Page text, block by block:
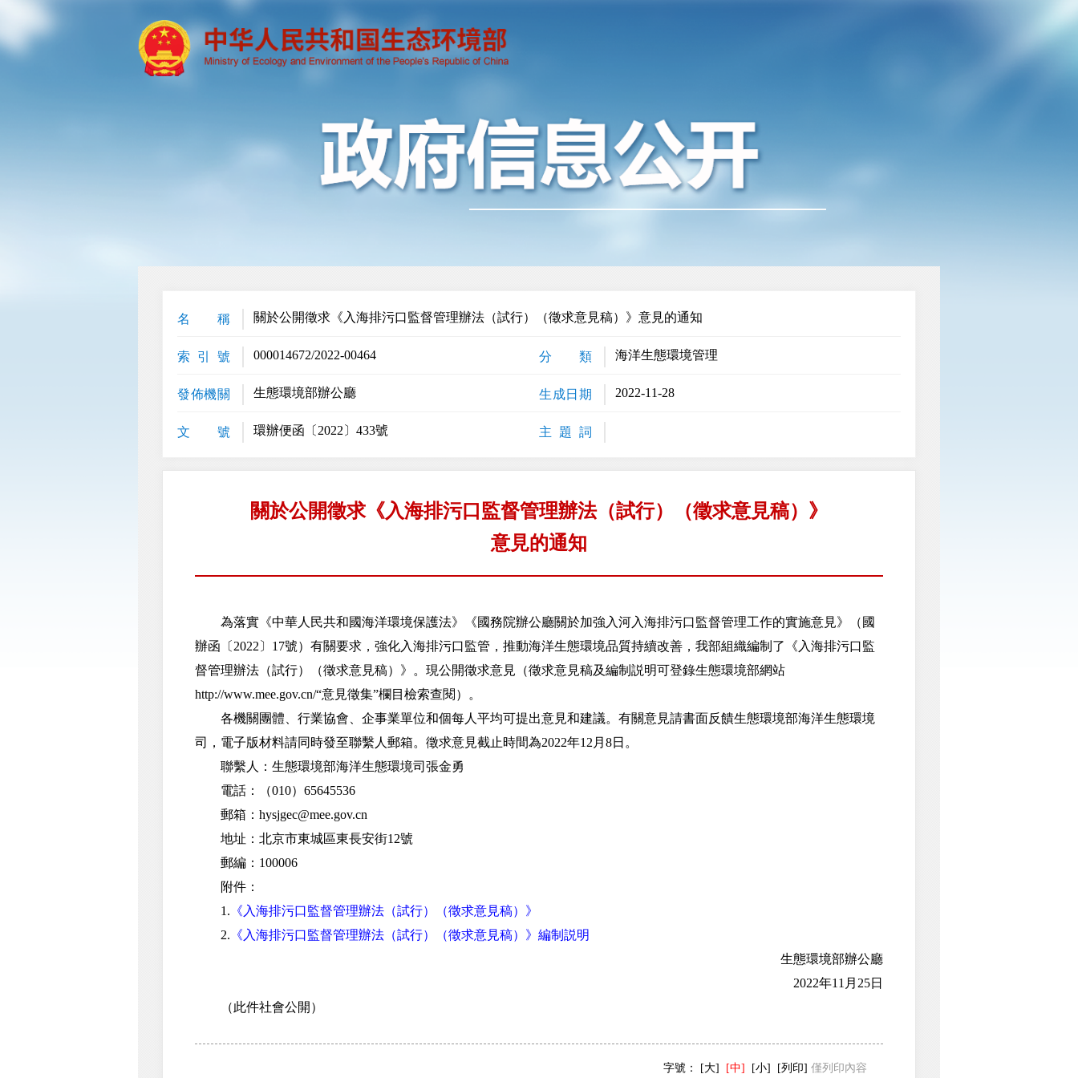
名 稱 關於公開徵求《入海排污口監督管理辦法（試行）（徵求意見稿）》意見的通知
索 引 號 000014672/2022-00464 分 類 海洋生態環境管理
發佈機關 生態環境部辦公廳 生成日期 2022-11-28
文 號 環辦便函〔2022〕433號 主 題 詞
關於公開徵求《入海排污口監督管理辦法（試行）（徵求意見稿）》
意見的通知
為落實《中華人民共和國海洋環境保護法》《國務院辦公廳關於加強入河入海排污口監督管理工作的實施意見》（國
辦函〔2022〕17號）有關要求，強化入海排污口監管，推動海洋生態環境品質持續改善，我部組織編制了《入海排污口監
督管理辦法（試行）（徵求意見稿）》。現公開徵求意見（徵求意見稿及編制説明可登錄生態環境部網站
http://www.mee.gov.cn/“意見徵集”欄目檢索查閱）。
各機關團體、行業協會、企事業單位和個每人平均可提出意見和建議。有關意見請書面反饋生態環境部海洋生態環境
司，電子版材料請同時發至聯繫人郵箱。徵求意見截止時間為2022年12月8日。
聯繫人：生態環境部海洋生態環境司張金勇
電話：（010）65645536
郵箱：hysjgec@mee.gov.cn
地址：北京市東城區東長安街12號
郵編：100006
附件：
1. 《入海排污口監督管理辦法（試行）（徵求意見稿）》
2. 《入海排污口監督管理辦法（試行）（徵求意見稿）》編制説明
生態環境部辦公廳
2022年11月25日
（此件社會公開）
字號： [大] [中] [小] [列印] 僅列印內容